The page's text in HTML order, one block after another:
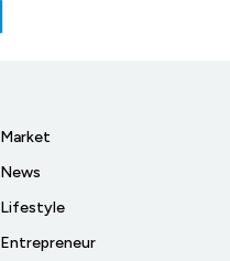
Market
News
Lifestyle
Entrepreneur